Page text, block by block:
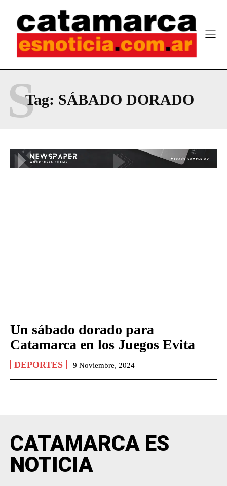
Tag: SÁBADO DORADO
S
Un sábado dorado para
Catamarca en los Juegos Evita
DEPORTES 9 Noviembre, 2024
CATAMARCA ES
NOTICIA